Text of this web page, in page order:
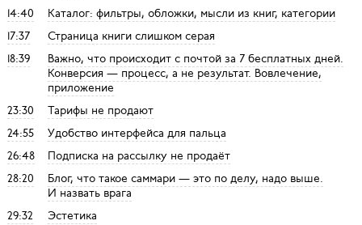
14:40
Каталог: фильтры, обложки, мысли из книг, категории
17:37
Страница книги слишком серая
18:39
Важно, что происходит с почтой за 7 бесплатных дней.
Конверсия — процесс, а не результат. Вовлечение,
приложение
23:30
Тарифы не продают
24:55
Удобство интерфейса для пальца
26:48
Подписка на рассылку не продаёт
28:20
Блог, что такое саммари — это по делу, надо выше.
И назвать врага
29:32
Эстетика